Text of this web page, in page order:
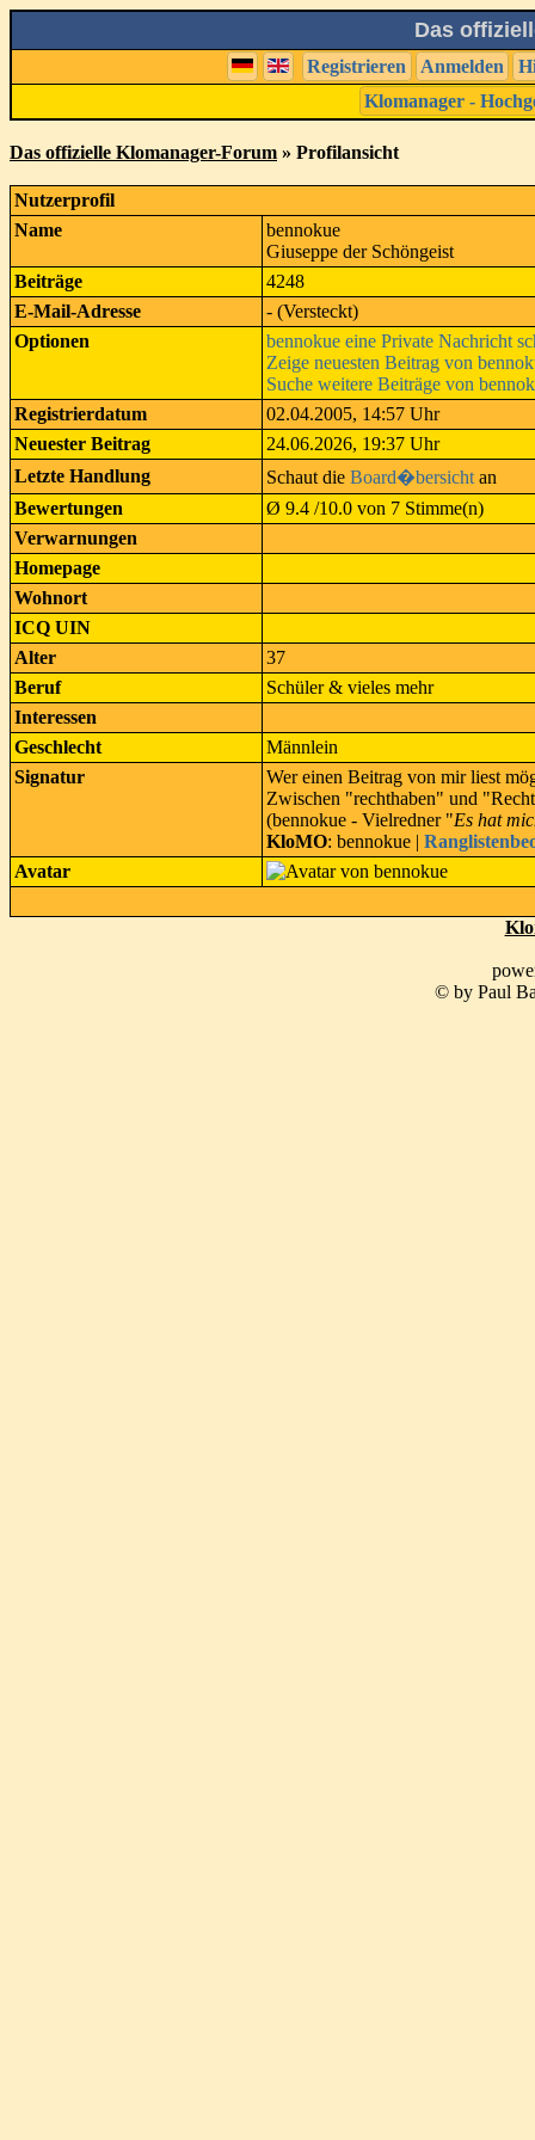
Das
Registrieren Anmelden
Klomanager -
Das offizielle Klomanager-Forum » Profilansicht
Nutzerprofil
Name
bennokue
Giuseppe der Schöngeist
Beiträge
4248
E-Mail-Adresse
- (Versteckt)
Optionen
bennokue eine Private Nachricht
Zeige neuesten Beitrag von
Suche weitere Beiträge von
Registrierdatum
02.04.2005, 14:57 Uhr
Neuester Beitrag
24.06.2026, 19:37 Uhr
Letzte Handlung
Schaut die Board�bersicht an
Bewertungen
Ø 9.4 /10.0 von 7 Stimme(n)
Verwarnungen
Homepage
Wohnort
ICQ UIN
Alter
37
Beruf
Schüler & vieles mehr
Interessen
Geschlecht
Männlein
Signatur
Wer einen Beitrag von mir liest
Zwischen "rechthaben" und
(bennokue - Vielredner "Es hat
KloMO: bennokue |
Avatar
© by Paul